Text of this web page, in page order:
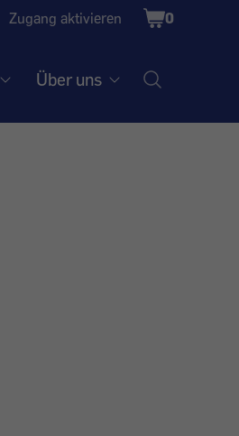
Zugang aktivieren
Shopping
Cart
0
Über uns